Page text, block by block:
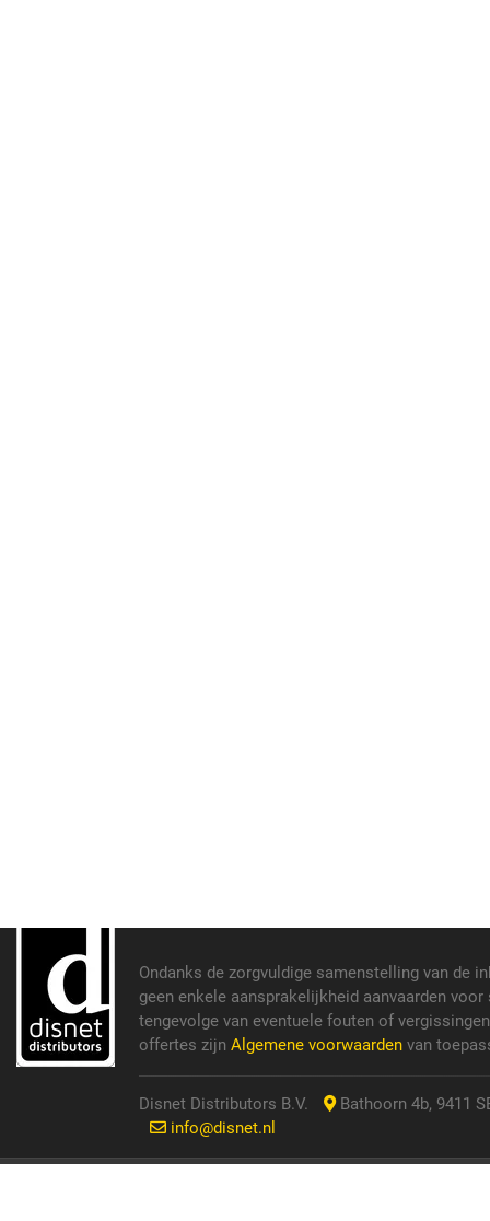
Ondanks de zorgvuldige samenstelling van de
geen enkele aansprakelijkheid aanvaarden
tengevolge van eventuele fouten of
offertes zijn Algemene voorwaarden van
Disnet Distributors B.V.
Bathoorn 4b, 9411
info@disnet.nl